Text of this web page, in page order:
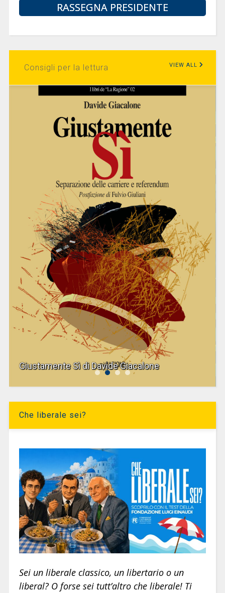
RASSEGNA PRESIDENTE
Consigli per la lettura VIEW ALL
Giustamente Sì di Davide Giacalone
Che liberale sei?
Sei un liberale classico, un libertario o un
liberal? O forse sei tutt’altro che liberale! Ti